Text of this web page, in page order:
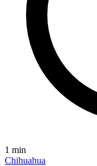
1 min
Chihuahua